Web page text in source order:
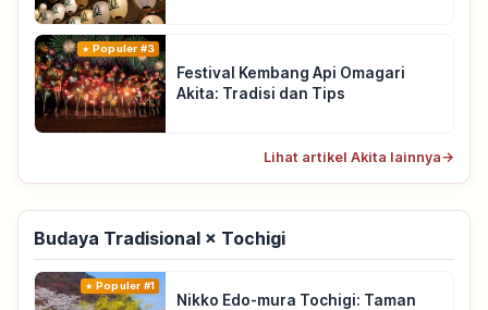
Populer #3
Festival Kembang Api Omagari
Akita: Tradisi dan Tips
Lihat artikel Akita lainnya→
Budaya Tradisional × Tochigi
Populer #1
Nikko Edo-mura Tochigi: Taman